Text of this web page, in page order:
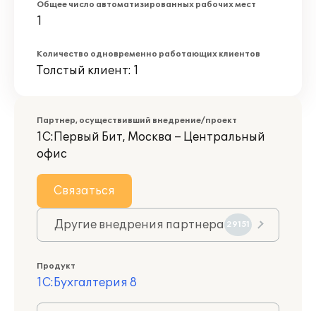
Общее число автоматизированных рабочих мест
1
Количество одновременно работающих клиентов
Толстый клиент: 1
Партнер, осуществивший внедрение/проект
1С:Первый Бит, Москва – Центральный
офис
Связаться
Другие внедрения партнера 29151
Продукт
1С:Бухгалтерия 8